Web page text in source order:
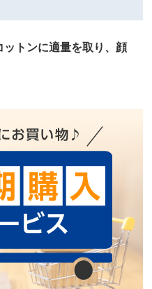
トンに適量を取り、顔